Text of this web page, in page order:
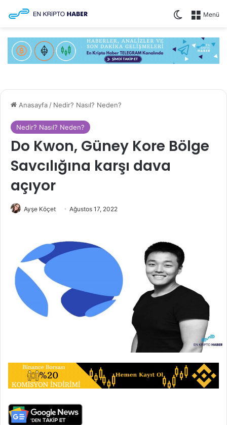
Menü
Dış
Anasayfa / Nedir? Nasıl? Neden?
Nedir? Nasıl? Neden?
Do Kwon, Güney Kore Bölge
Savcılığına karşı dava
açıyor
Ayşe Köçet Ağustos 17, 2022